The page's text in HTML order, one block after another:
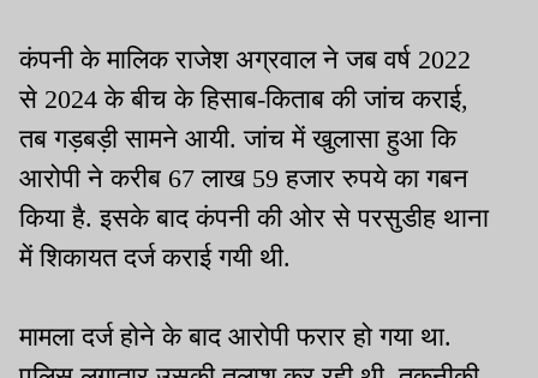
कंपनी के मालिक राजेश अग्रवाल ने जब वर्ष 2022
से 2024 के बीच के हिसाब-किताब की जांच कराई,
तब गड़बड़ी सामने आयी. जांच में खुलासा हुआ कि
आरोपी ने करीब 67 लाख 59 हजार रुपये का गबन
किया है. इसके बाद कंपनी की ओर से परसुडीह थाना
में शिकायत दर्ज कराई गयी थी.
मामला दर्ज होने के बाद आरोपी फरार हो गया था.